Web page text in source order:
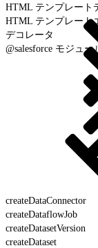
HTML テンプレート
HTML テンプレート
デコレータ
@salesforce モジュー
createDataConnector
createDataflowJob
createDatasetVersion
createDataset